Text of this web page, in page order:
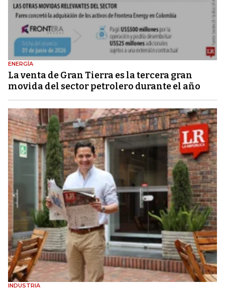
ENERGÍA
La venta de Gran Tierra es la tercera gran
movida del sector petrolero durante el año
INDUSTRIA